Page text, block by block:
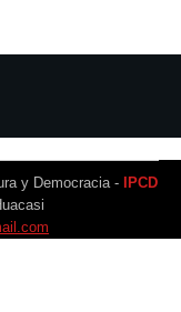
y Democracia -
IPCD